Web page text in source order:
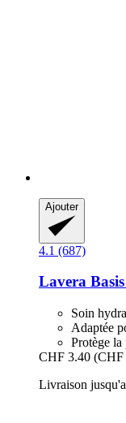
Ajouter
4.1 (687)
Lavera
Soin
Adaptée
Protège la
CHF 3.40 (CHF
Livraison